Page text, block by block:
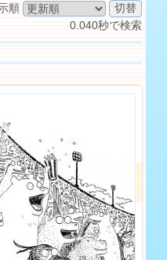
順
0.040秒で検索